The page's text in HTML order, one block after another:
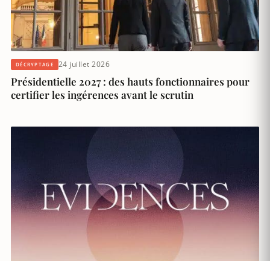
DÉCRYPTAGE 24 juillet 2026
Présidentielle 2027 : des hauts fonctionnaires pour
certifier les ingérences avant le scrutin